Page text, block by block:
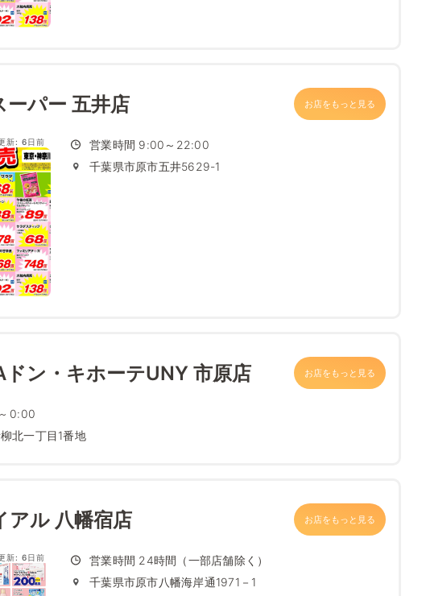
ーパー 五井店 お店をもっと見る
新: 6日前
営業時間 9:00～22:00
千葉県市原市五井5629-1
ドン・キホーテUNY 市原店 お店をもっと見る
0:00
北一丁目1番地
アル 八幡宿店 お店をもっと見る
新: 6日前
営業時間 24時間（一部店舗除く）
千葉県市原市八幡海岸通1971－1